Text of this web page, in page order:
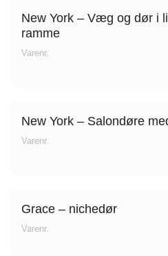
New York – Væg og dør i
ramme
Varenr.
New York – Salondøre
Varenr.
Grace – nichedør
Varenr.
Tvis Køkkener – Køge